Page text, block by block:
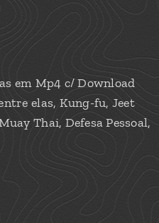
em Mp4 c/ Download
elas, Kung-fu, Jeet
Thai, Defesa Pessoal,